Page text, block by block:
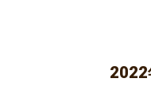
2022